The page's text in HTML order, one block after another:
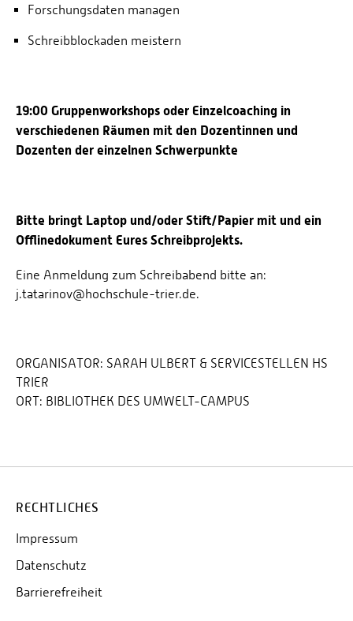
Forschungsdaten managen
Schreibblockaden meistern
19:00 Gruppenworkshops oder Einzelcoaching in
verschiedenen Räumen mit den Dozentinnen und
Dozenten der einzelnen Schwerpunkte
Bitte bringt Laptop und/oder Stift/Papier mit und ein
Offlinedokument Eures Schreibprojekts.
Eine Anmeldung zum Schreibabend bitte an:
j.tatarinov@hochschule-trier.de.
ORGANISATOR: SARAH ULBERT & SERVICESTELLEN HS
TRIER
ORT: BIBLIOTHEK DES UMWELT-CAMPUS
RECHTLICHES
Impressum
Datenschutz
Barrierefreiheit